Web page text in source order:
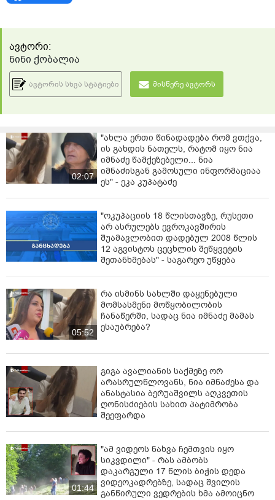
ავტორი:
ნინი ქობალია
ავტორის სხვა სტატიები მისწერე ავტორს
02:07
"ახლა ერთი წინადადება რომ ვთქვა,
ის გახდის ნათელს, რატომ იყო ნია
იმნაძე წამქეზებელი... ნია
იმნაძისგან გამოსული ინფორმაციაა
ეს" - ეკა კუპატაძე
"ოკუპაციის 18 წლისთავზე, რუსეთი
არ ასრულებს ევროკავშირის
შუამავლობით დადებულ 2008 წლის
12 აგვისტოს ცეცხლის შეწყვეტის
შეთანხმებას" - საგარეო უწყება
05:52
რა ისმინს სახლში დაყენებული
მომსასმენი მოწყობილობის
ჩანაწერში, სადაც ნია იმნაძე მამას
ესაუბრება?
გიგა ავალიანის საქმეზე ორ
არასრულწლოვანს, ნია იმნაძესა და
ანასტასია ბერუაშვილს აღკვეთის
ღონისძიების სახით პატიმრობა
შეეფარდა
01:44
"ამ ვიდეოს ნახვა ჩემთვის იყო
სიკვდილი" - რას ამბობს
დაკარგული 17 წლის ბიჭის დედა
ვიდეოკადრებზე, სადაც შვილის
განწირული ვედრების ხმა ამოიცნო